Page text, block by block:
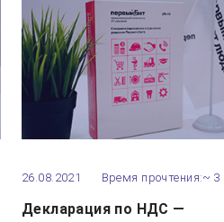
26.08.2021 Время прочтения:~ 3
Декларация по НДС —